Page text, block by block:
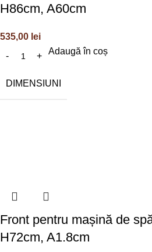
H86cm, A60cm
535,00 lei
Adaugă în coș
DIMENSIUNI
Front pentru mașină de
H72cm, A1.8cm